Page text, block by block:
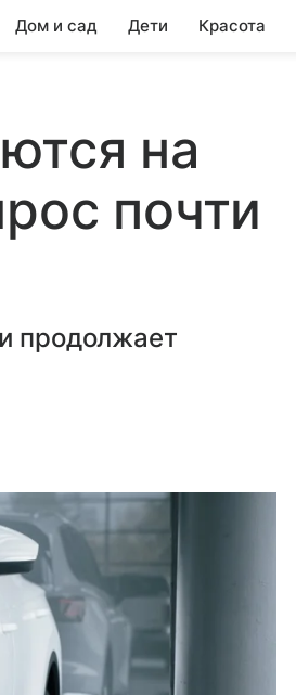
Дом и сад Дети Красота
на
почти
продолжает